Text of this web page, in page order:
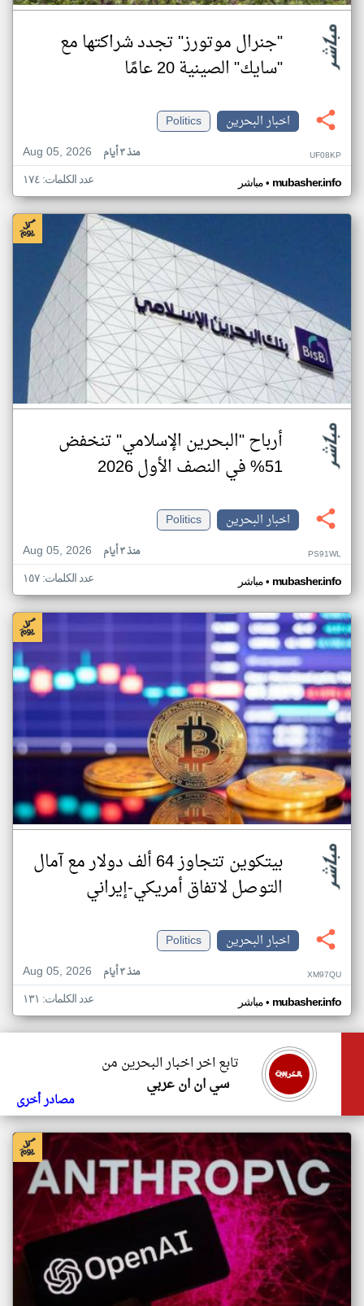
"جنرال موتورز" تجدد شراكتها مع
"سايك" الصينية 20 عامًا
اخبار البحرين
Politics
Aug 05, 2026
منذ ٣ أيام UF08KP
مباشر• mubasher.info عدد الكلمات: ١٧٤
أرباح "البحرين الإسلامي" تنخفض
51% في النصف الأول 2026
اخبار البحرين
Politics
Aug 05, 2026
منذ ٣ أيام PS91WL
مباشر• mubasher.info عدد الكلمات: ١٥٧
بيتكوين تتجاوز 64 ألف دولار مع آمال
التوصل لاتفاق أمريكي-إيراني
اخبار البحرين
Politics
Aug 05, 2026
منذ ٣ أيام XM97QU
مباشر• mubasher.info عدد الكلمات: ١٣١
تابع اخر اخبار البحرين من
سي ان ان عربي
مصادر أخرى